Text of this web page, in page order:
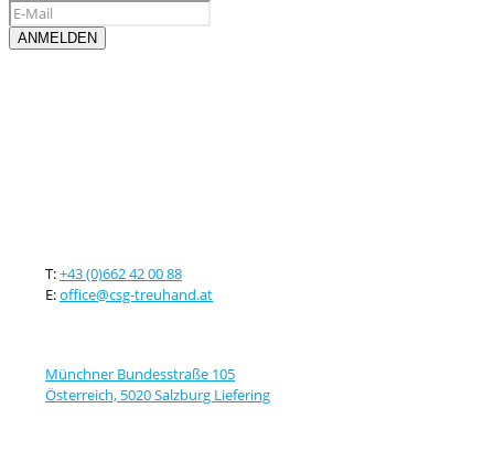
T:+43 (0)662 42 00 88
E:office@csg-treuhand.at
Münchner Bundesstraße 105
Österreich, 5020 Salzburg Liefering